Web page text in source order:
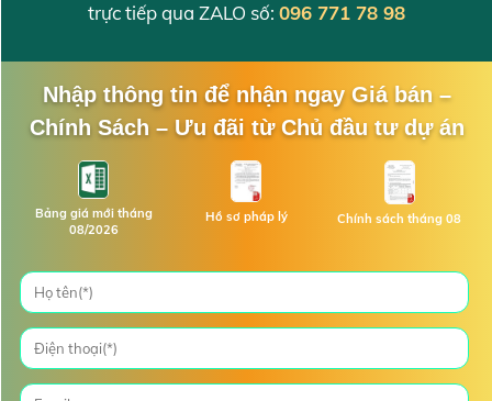
trực tiếp qua ZALO số: 096 771 78 98
Nhập thông tin để nhận ngay Giá bán –
Chính Sách – Ưu đãi từ Chủ đầu tư dự án
Bảng giá mới tháng
08/2026
Hồ sơ pháp lý Chính sách tháng 08